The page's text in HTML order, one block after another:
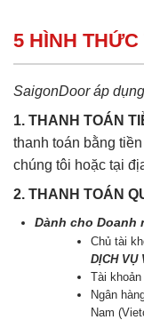
5 HÌNH
SaigonDoor áp
1. THANH TOÁN
thanh toán bằng
chúng tôi hoặc tại
2. THANH TOÁN
Dành cho Doanh
Chủ tài
DỊCH VỤ
Tài
Ngân
Nam